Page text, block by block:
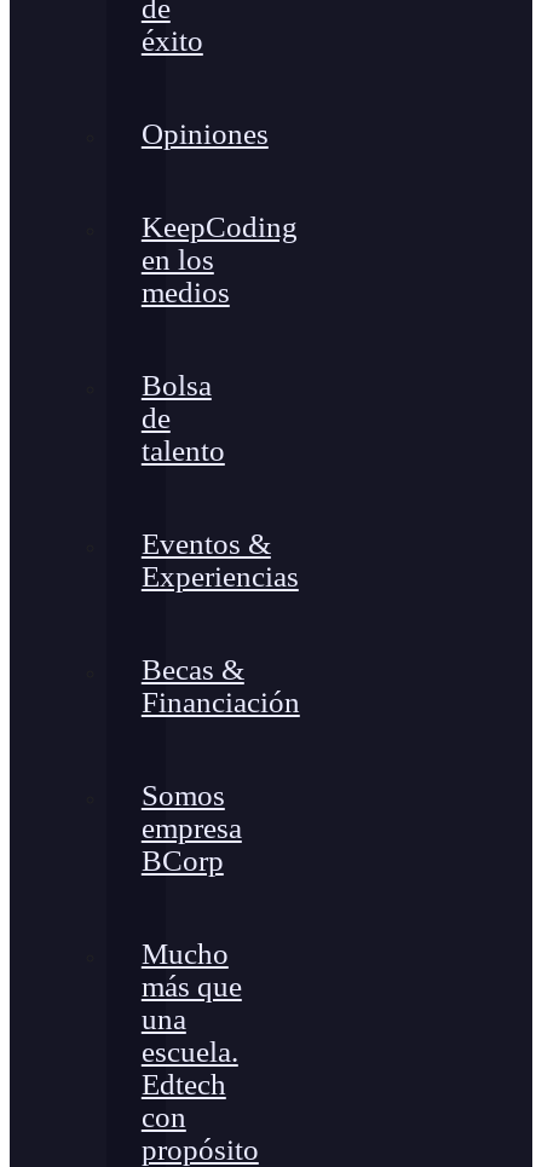
de
éxito
Opiniones
KeepCoding
en los
medios
Bolsa
de
talento
Eventos &
Experiencias
Becas &
Financiación
Somos
empresa
BCorp
Mucho
más que
una
escuela.
Edtech
con
propósito